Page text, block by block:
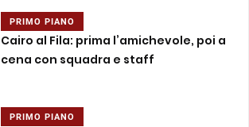
PRIMO PIANO
Cairo al Fila: prima l’amichevole, poi a
cena con squadra e staff
PRIMO PIANO